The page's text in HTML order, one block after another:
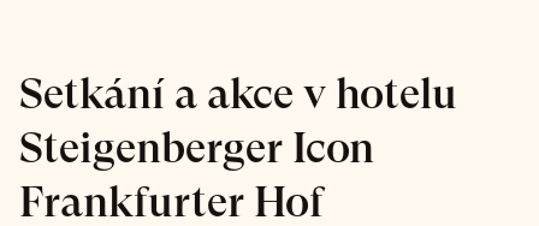
Setkání a akce v hotelu
Steigenberger Icon
Frankfurter Hof